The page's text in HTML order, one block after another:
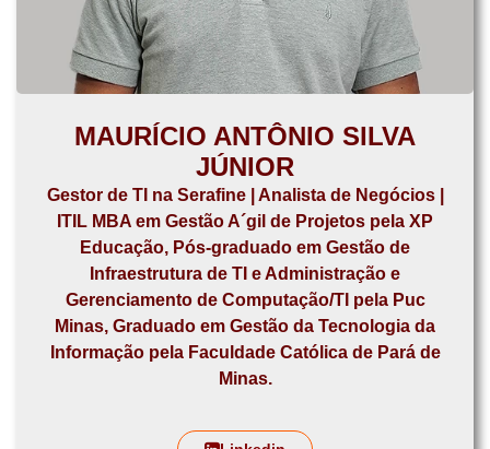
MAURÍCIO ANTÔNIO SILVA
JÚNIOR
Gestor de TI na Serafine | Analista de Negócios |
ITIL MBA em Gestão A´gil de Projetos pela XP
Educação, Pós-graduado em Gestão de
Infraestrutura de TI e Administração e
Gerenciamento de Computação/TI pela Puc
Minas, Graduado em Gestão da Tecnologia da
Informação pela Faculdade Católica de Pará de
Minas.